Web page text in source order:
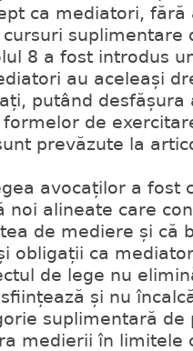
ca mediatori, fără
suplimentare
8 a fost introdus
au aceleași
putând desfășura
de
prevăzute la
avocaților a fost
noi alineate care
de mediere și că
obligații ca
de lege nu
și nu
suplimentară de
medierii în limitele